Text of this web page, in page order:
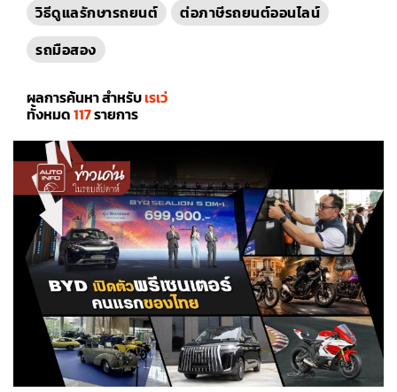
วิธีดูแลรักษารถยนต์
ต่อภาษีรถยนต์ออนไลน์
รถมือสอง
ผลการค้นหา สำหรับเรเว่
ทั้งหมด117รายการ